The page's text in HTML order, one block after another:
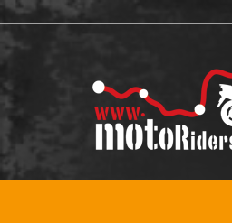
Παράκαμψη
προς
το
περιεχόμενο